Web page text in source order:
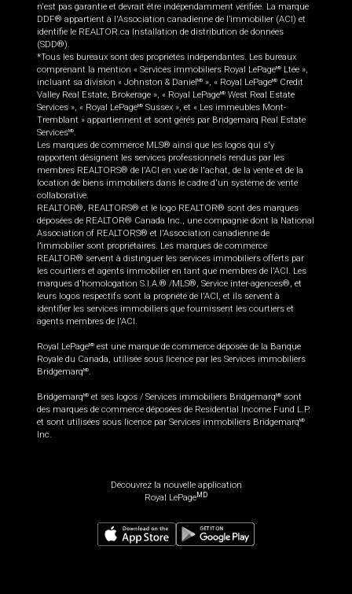
n'est pas garantie et devrait être indépendamment vérifiée. La marque
DDF® appartient à l'Association canadienne de l’immobilier (ACI) et
identifie le REALTOR.ca Installation de distribution de données
(SDD®).
*Tous les bureaux sont des propriétés indépendantes. Les bureaux
comprenant la mention « Services immobiliers Royal LePageMD
Ltée »,
incluant sa division « Johnston & Daniel MD », « Royal LePageMD
Credit
Valley Real Estate, Brokerage », « Royal LePageMD West Real Estate
Services », « Royal LePageMD Sussex », et « Les immeubles Mont-
Tremblant » appartiennent et sont gérés par Bridgemarq Real Estate
ServicesMD.
Les marques de commerce MLS® ainsi que les logos qui s'y
rapportent désignent les services professionnels rendus par les
membres REALTORS® de l'ACI en vue de l'achat, de la vente et de la
location de biens immobiliers dans le cadre d'un système de vente
collaborative.
REALTOR®, REALTORS® et le logo REALTOR® sont des marques
déposées de REALTOR® Canada Inc., une compagnie dont la National
Association of REALTORS® et l'Association canadienne de
l’immobilier sont propriétaires. Les marques de commerce
REALTOR® servent à distinguer les services immobiliers offerts par
les courtiers et agents immobilier en tant que membres de l'ACI. Les
marques d'homologation S.I.A.® /MLS®, Service inter-agences®, et
leurs logos respectifs sont la propriété de l'ACI, et ils servent à
identifier les services immobiliers que fournissent les courtiers et
agents membres de l'ACI.
Royal LePageMD est une marque de commerce déposée de la Banque
Royale du Canada, utilisée sous licence par les Services immobiliers
BridgemarqMD.
BridgemarqMD et ses logos / Services immobiliers BridgemarqMD
sont
des marques de commerce déposées de Residential Income Fund L.P.
et sont utilisées sous licence par Services immobiliers BridgemarqMD
Inc.
Découvrez la nouvelle application
Royal LePageMD